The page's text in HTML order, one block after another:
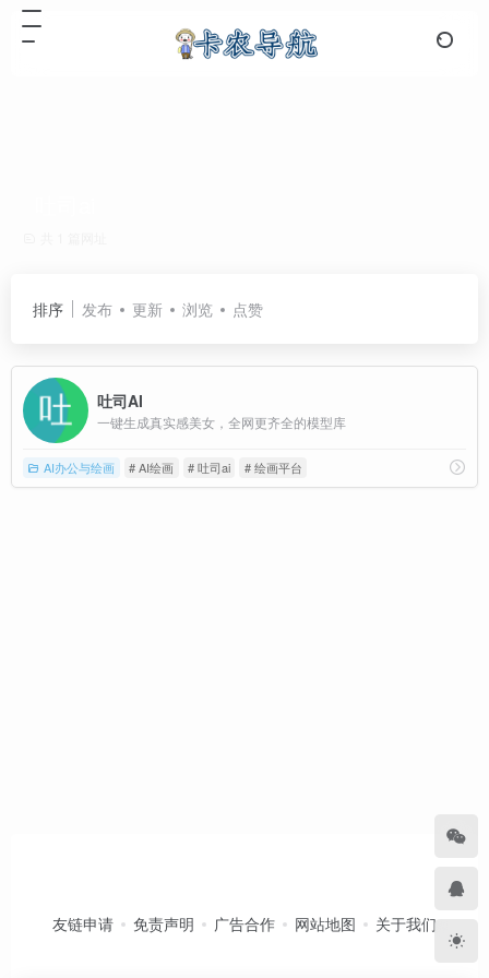
排序 发布 更新 浏览 点赞
吐司AI
一键生成真实感美女，全网更齐全的模型库
AI办公与绘画 # AI绘画 # 吐司ai # 绘画平台
友链申请 免责声明 广告合作 网站地图 关于我们